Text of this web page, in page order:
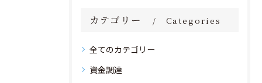
カテゴリー Categories
全てのカテゴリー
資金調達